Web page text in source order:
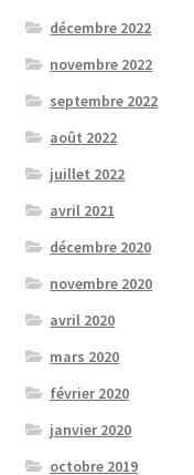
décembre 2022
novembre 2022
septembre 2022
août 2022
juillet 2022
avril 2021
décembre 2020
novembre 2020
avril 2020
mars 2020
février 2020
janvier 2020
octobre 2019